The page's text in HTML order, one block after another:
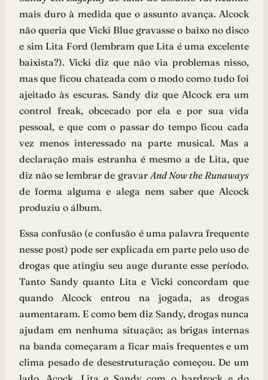
mais duro à medida que o assunto avança. Alcock
não queria que Vicki Blue gravasse o baixo no disco
e sim Lita Ford (lembram que Lita é uma excelente
baixista?). Vicki diz que não via problemas nisso,
mas que ficou chateada com o modo como tudo foi
ajeitado às escuras. Sandy diz que Alcock era um
control freak, obcecado por ela e por sua vida
pessoal, e que com o passar do tempo ficou cada
vez menos interessado na parte musical. Mas a
declaração mais estranha é mesmo a de Lita, que
diz não se lembrar de gravar And Now the Runaways
de forma alguma e alega nem saber que Alcock
produziu o álbum.
Essa confusão (e confusão é uma palavra frequente
nesse post) pode ser explicada em parte pelo uso de
drogas que atingiu seu auge durante esse período.
Tanto Sandy quanto Lita e Vicki concordam que
quando Alcock entrou na jogada, as drogas
aumentaram. E como bem diz Sandy, drogas nunca
ajudam em nenhuma situação; as brigas internas
na banda começaram a ficar mais frequentes e um
clima pesado de desestruturação começou. De um